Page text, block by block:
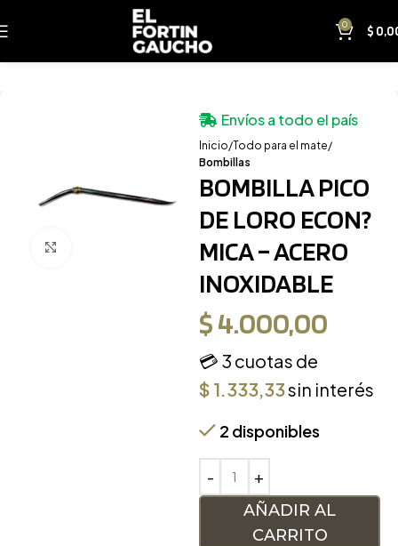
0 $
Inicio Todo para el mate
Bombillas
Envíos a todo el país
BOMBILLA PICO
DE LORO ECON?
MICA – ACERO
INOXIDABLE
$4.000,00
💳 3 cuotas de
$ 1.333,33sin interés
2 disponibles
AÑADIR AL
CARRITO